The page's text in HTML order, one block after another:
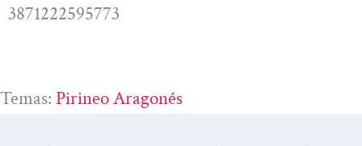
3871222595773
Temas: Pirineo Aragonés